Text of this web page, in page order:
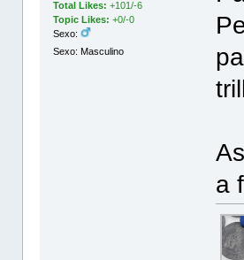
Total Likes:+101/-6
Topic Likes: +0/-0
Sexo:
Sexo: Masculino
a